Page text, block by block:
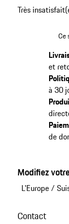
Très
Ce
et
à 30
de
Modifiez
L'Europe/
Contact